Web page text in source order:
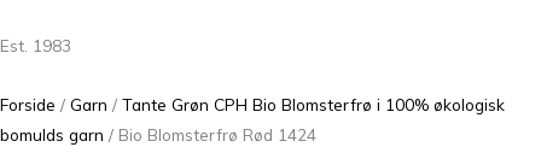
Est. 1983
Forside / Garn / Tante Grøn CPH Bio Blomsterfrø i 100% økologisk
bomulds garn / Bio Blomsterfrø Rød 1424